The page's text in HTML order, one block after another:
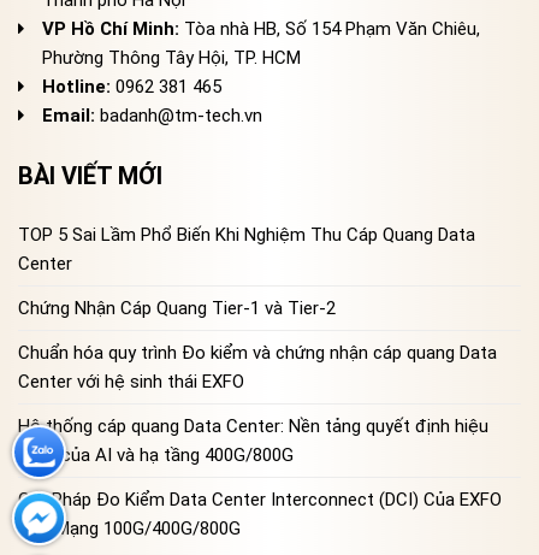
VP Hồ Chí Minh: Tòa nhà HB, Số 154 Phạm Văn Chiêu,
Phường Thông Tây Hội, TP. HCM
Hotline: 0962 381 465
Email: badanh@tm-tech.vn
BÀI VIẾT MỚI
TOP 5 Sai Lầm Phổ Biến Khi Nghiệm Thu Cáp Quang Data
Center
Chứng Nhận Cáp Quang Tier-1 và Tier-2
Chuẩn hóa quy trình Đo kiểm và chứng nhận cáp quang Data
Center với hệ sinh thái EXFO
Hệ thống cáp quang Data Center: Nền tảng quyết định hiệu
năng của AI và hạ tầng 400G/800G
Giải Pháp Đo Kiểm Data Center Interconnect (DCI) Của EXFO
Cho Mạng 100G/400G/800G